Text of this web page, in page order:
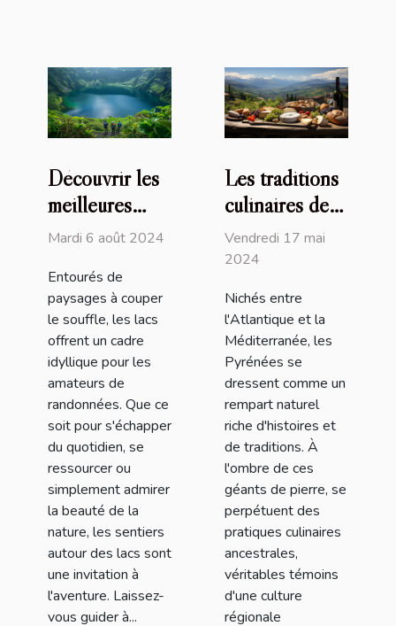
Découvrir les
meilleures
randonnées
Mardi 6 août 2024
Entourés de
paysages à couper
le souffle, les lacs
offrent un cadre
idyllique pour les
amateurs de
randonnées. Que ce
soit pour s'échapper
du quotidien, se
ressourcer ou
simplement admirer
la beauté de la
nature, les sentiers
autour des lacs sont
une invitation à
l'aventure. Laissez-
vous guider à...
Les traditions
culinaires des
Pyrénées : un
héritage
préservé
Vendredi 17 mai
2024
Nichés entre
l'Atlantique et la
Méditerranée, les
Pyrénées se
dressent comme un
rempart naturel
riche d'histoires et
de traditions. À
l'ombre de ces
géants de pierre, se
perpétuent des
pratiques culinaires
ancestrales,
véritables témoins
d'une culture
régionale